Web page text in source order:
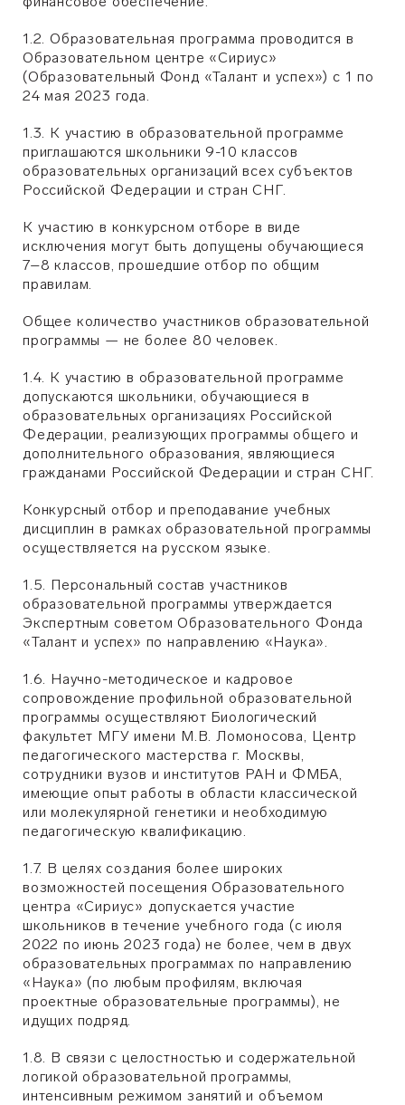
1.2. Образовательная программа проводится в
Образовательном центре «Сириус»
(Образовательный Фонд «Талант и успех») с 1 по
24 мая 2023 года.
1.3. К участию в образовательной программе
приглашаются школьники 9-10 классов
образовательных организаций всех субъектов
Российской Федерации и стран СНГ.
К участию в конкурсном отборе в виде
исключения могут быть допущены обучающиеся
7–8 классов, прошедшие отбор по общим
правилам.
Общее количество участников образовательной
программы — не более 80 человек.
1.4. К участию в образовательной программе
допускаются школьники, обучающиеся в
образовательных организациях Российской
Федерации, реализующих программы общего и
дополнительного образования, являющиеся
гражданами Российской Федерации и стран СНГ.
Конкурсный отбор и преподавание учебных
дисциплин в рамках образовательной программы
осуществляется на русском языке.
1.5. Персональный состав участников
образовательной программы утверждается
Экспертным советом Образовательного Фонда
«Талант и успех» по направлению «Наука».
1.6. Научно-методическое и кадровое
сопровождение профильной образовательной
программы осуществляют Биологический
факультет МГУ имени М.В. Ломоносова, Центр
педагогического мастерства г. Москвы,
сотрудники вузов и институтов РАН и ФМБА,
имеющие опыт работы в области классической
или молекулярной генетики и необходимую
педагогическую квалификацию.
1.7. В целях создания более широких
возможностей посещения Образовательного
центра «Сириус» допускается участие
школьников в течение учебного года (с июля
2022 по июнь 2023 года) не более, чем в двух
образовательных программах по направлению
«Наука» (по любым профилям, включая
проектные образовательные программы), не
идущих подряд.
1.8. В связи с целостностью и содержательной
логикой образовательной программы,
интенсивным режимом занятий и объемом